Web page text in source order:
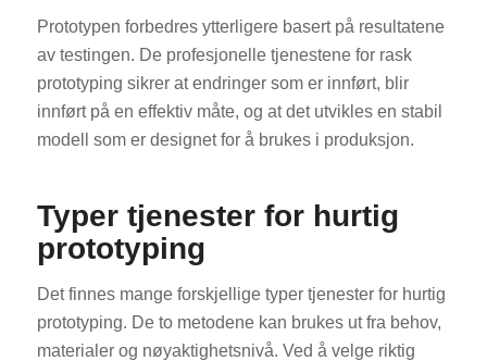
Prototypen forbedres ytterligere basert på resultatene
av testingen. De profesjonelle tjenestene for rask
prototyping sikrer at endringer som er innført, blir
innført på en effektiv måte, og at det utvikles en stabil
modell som er designet for å brukes i produksjon.
Typer tjenester for hurtig
prototyping
Det finnes mange forskjellige typer tjenester for hurtig
prototyping. De to metodene kan brukes ut fra behov,
materialer og nøyaktighetsnivå. Ved å velge riktig